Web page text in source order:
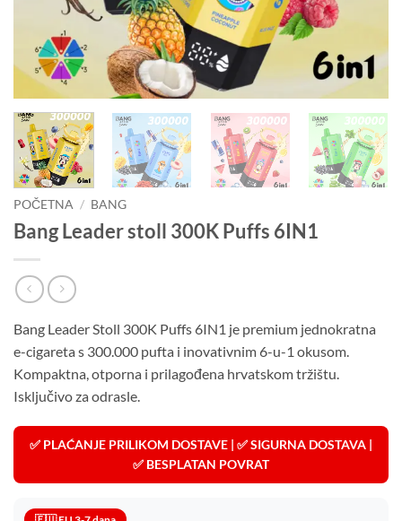
POČETNA / BANG
Bang Leader stoll 300K Puffs 6IN1
Bang Leader Stoll 300K Puffs 6IN1 je premium jednokratna
e-cigareta s 300.000 pufta i inovativnim 6-u-1 okusom.
Kompaktna, otporna i prilagođena hrvatskom tržištu.
Isključivo za odrasle.
✅ PLAĆANJE PRILIKOM DOSTAVE | ✅ SIGURNA DOSTAVA |
✅ BESPLATAN POVRAT